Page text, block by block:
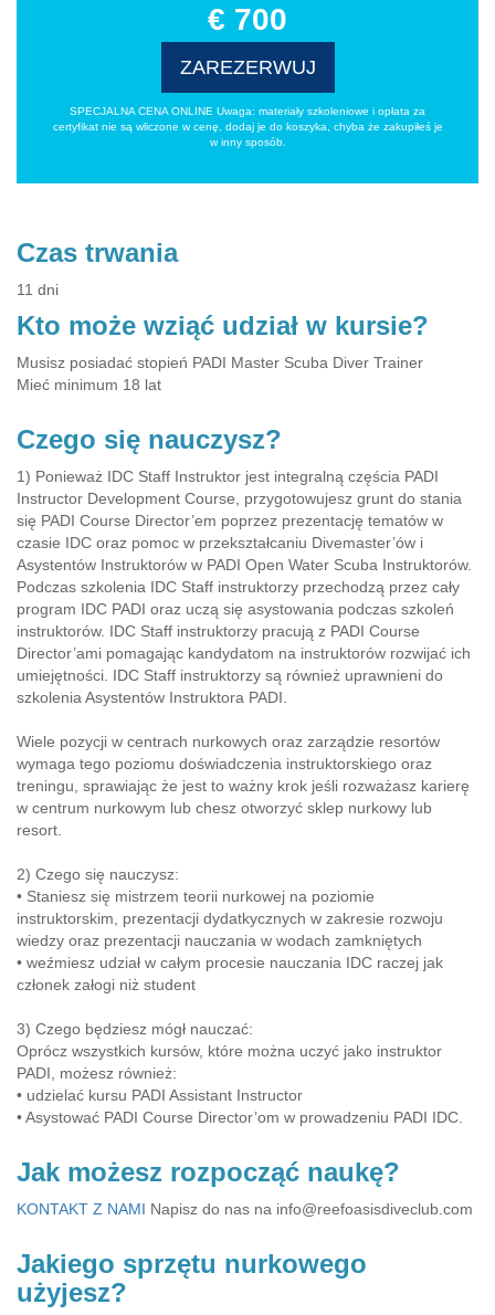
€ 700
ZAREZERWUJ
SPECJALNA CENA ONLINE Uwaga: materiały szkoleniowe i opłata za
certyfikat nie są wliczone w cenę, dodaj je do koszyka, chyba że zakupiłeś je
w inny sposób.
Czas trwania
11 dni
Kto może wziąć udział w kursie?
Musisz posiadać stopień PADI Master Scuba Diver Trainer
Mieć minimum 18 lat
Czego się nauczysz?
1) Ponieważ IDC Staff Instruktor jest integralną częścia PADI
Instructor Development Course, przygotowujesz grunt do stania
się PADI Course Director’em poprzez prezentację tematów w
czasie IDC oraz pomoc w przekształcaniu Divemaster’ów i
Asystentów Instruktorów w PADI Open Water Scuba Instruktorów.
Podczas szkolenia IDC Staff instruktorzy przechodzą przez cały
program IDC PADI oraz uczą się asystowania podczas szkoleń
instruktorów. IDC Staff instruktorzy pracują z PADI Course
Director’ami pomagając kandydatom na instruktorów rozwijać ich
umiejętności. IDC Staff instruktorzy są również uprawnieni do
szkolenia Asystentów Instruktora PADI.
Wiele pozycji w centrach nurkowych oraz zarządzie resortów
wymaga tego poziomu doświadczenia instruktorskiego oraz
treningu, sprawiając że jest to ważny krok jeśli rozważasz karierę
w centrum nurkowym lub chesz otworzyć sklep nurkowy lub
resort.
2) Czego się nauczysz:
• Staniesz się mistrzem teorii nurkowej na poziomie
instruktorskim, prezentacji dydatkycznych w zakresie rozwoju
wiedzy oraz prezentacji nauczania w wodach zamkniętych
• weźmiesz udział w całym procesie nauczania IDC raczej jak
członek załogi niż student
3) Czego będziesz mógł nauczać:
Oprócz wszystkich kursów, które można uczyć jako instruktor
PADI, możesz również:
• udzielać kursu PADI Assistant Instructor
• Asystować PADI Course Director’om w prowadzeniu PADI IDC.
Jak możesz rozpocząć naukę?
KONTAKT Z NAMI Napisz do nas na info@reefoasisdiveclub.com
Jakiego sprzętu nurkowego
użyjesz?